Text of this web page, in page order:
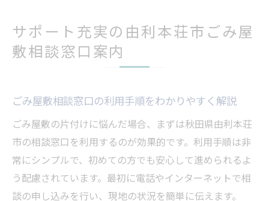
サポート充実の由利本荘市ごみ屋
敷相談窓口案内
ごみ屋敷相談窓口の利用手順をわかりやすく解説
ごみ屋敷の片付けに悩んだ場合、まずは秋田県由利本荘
市の相談窓口を利用するのが効果的です。利用手順は非
常にシンプルで、初めての方でも安心して進められるよ
う配慮されています。最初に電話やインターネットで相
談の申し込みを行い、現地の状況を簡単に伝えます。